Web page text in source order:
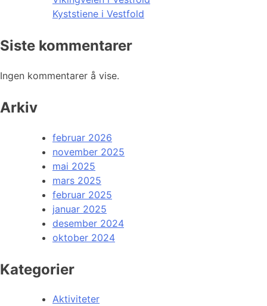
Kyststiene i Vestfold
Siste kommentarer
Ingen kommentarer å vise.
Arkiv
februar 2026
november 2025
mai 2025
mars 2025
februar 2025
januar 2025
desember 2024
oktober 2024
Kategorier
Aktiviteter